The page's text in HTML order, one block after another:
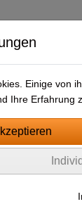
Einige von
Ihre Erfahrung